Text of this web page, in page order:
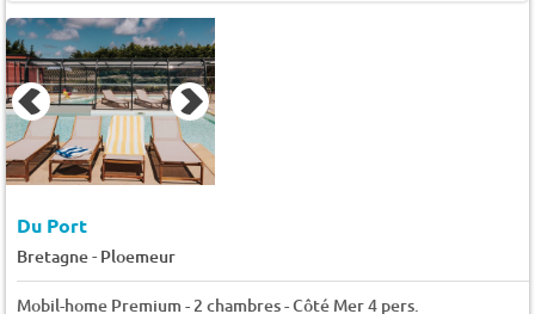
Du Port
Bretagne- Ploemeur
Mobil-home Premium - 2 chambres - Côté Mer 4 pers.